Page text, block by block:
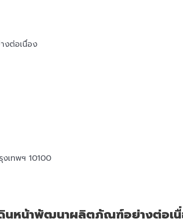
งต่อเนื่อง
เทพฯ 10100
ดินหน้าพัฒนาผลิตภัณฑ์อย่างต่อเ